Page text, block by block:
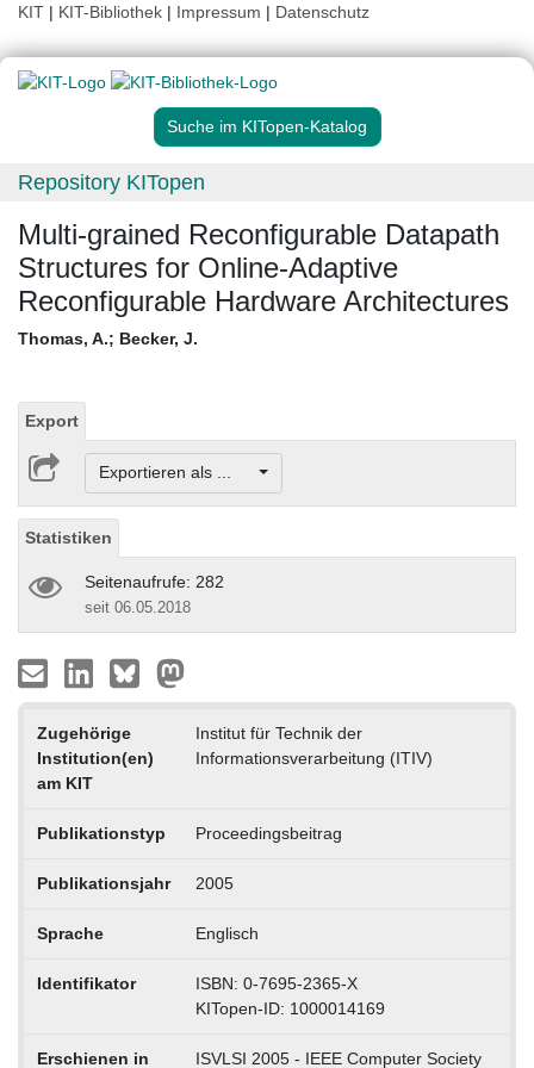
KIT | KIT-Bibliothek | Impressum | Datenschutz
Suche im KITopen-Katalog
Repository KITopen
Multi-grained Reconfigurable Datapath
Structures for Online-Adaptive
Reconfigurable Hardware Architectures
Thomas, A.; Becker, J.
Export
Exportieren als ...
Statistiken
Seitenaufrufe: 282
seit 06.05.2018
Zugehörige
Institution(en)
am KIT
Institut für Technik der
Informationsverarbeitung (ITIV)
Publikationstyp Proceedingsbeitrag
Publikationsjahr 2005
Sprache Englisch
Identifikator
ISBN: 0-7695-2365-X
KITopen-ID: 1000014169
Erschienen in ISVLSI 2005 - IEEE Computer Society